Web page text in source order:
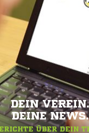
DEIN VEREIN.
DEINE NEWS.
ÜBER DEIN